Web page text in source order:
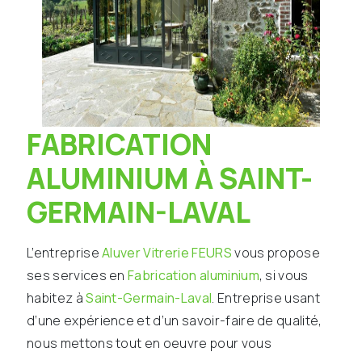
FABRICATION
ALUMINIUM À SAINT-
GERMAIN-LAVAL
L’entrepriseAluver Vitrerie FEURSvous propose
ses services enFabrication aluminium, si vous
habitez àSaint-Germain-Laval. Entreprise usant
d’une expérience et d’un savoir-faire de qualité,
nous mettons tout en oeuvre pour vous